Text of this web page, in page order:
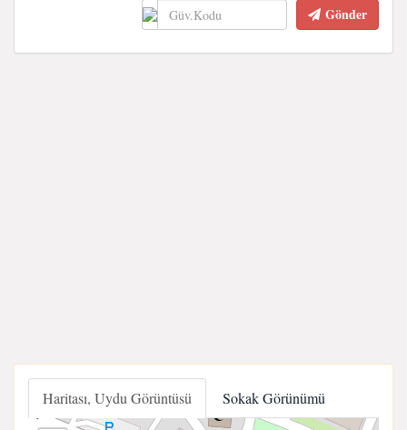
Gönder
Haritası, Uydu Görüntüsü Sokak Görünümü